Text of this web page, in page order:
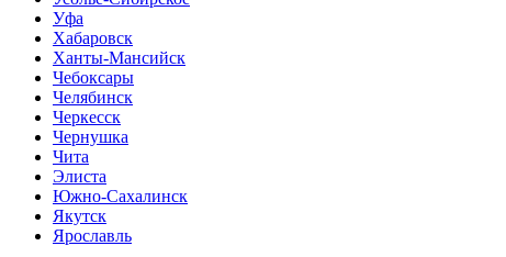
Уфа
Хабаровск
Ханты-Мансийск
Чебоксары
Челябинск
Черкесск
Чернушка
Чита
Элиста
Южно-Сахалинск
Якутск
Ярославль